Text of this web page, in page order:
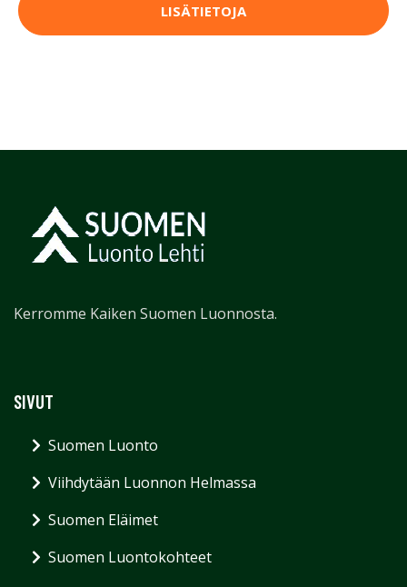
LISÄTIETOJA
Kerromme Kaiken Suomen Luonnosta.
SIVUT
Suomen Luonto
Viihdytään Luonnon Helmassa
Suomen Eläimet
Suomen Luontokohteet